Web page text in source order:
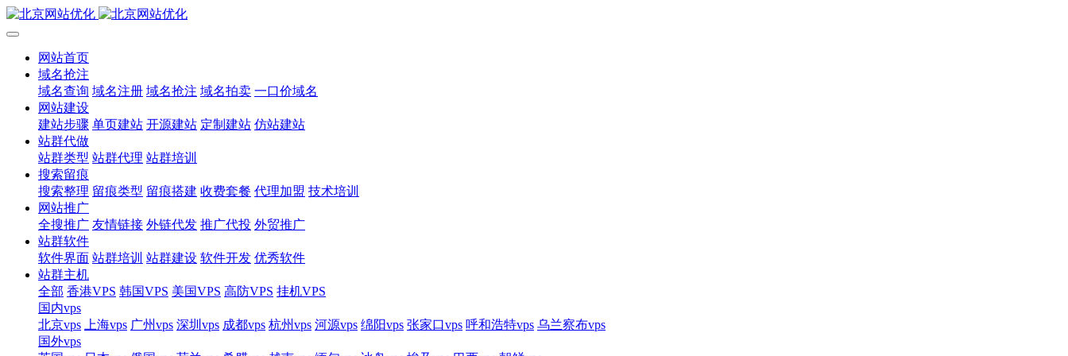
网站首页
域名抢注
域名查询 域名注册 域名抢注 域名拍卖 一口价域名
网站建设
建站步骤 单页建站 开源建站 定制建站 仿站建站
站群代做
站群类型 站群代理 站群培训
搜索留痕
搜索整理 留痕类型 留痕搭建 收费套餐 代理加盟 技术培训
网站推广
全搜推广 友情链接 外链代发 推广代投 外贸推广
站群软件
软件界面 站群培训 站群建设 软件开发 优秀软件
站群主机
全部 香港VPS 韩国VPS 美国VPS 高防VPS 挂机VPS
国内vps
北京vps
上海vps 广州vps 深圳vps 成都vps 杭州vps 河源vps 绵阳vps 张家口vps 呼和浩特vps 乌兰察布vps
国外vps